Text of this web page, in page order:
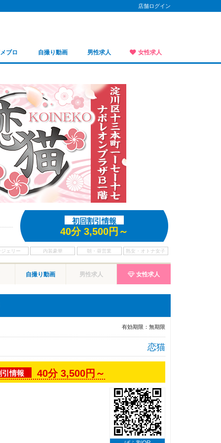
ブロ 自撮り動画 男性求人 女性求人
店舗ログイン
初回割引情報
40分 3,500円～
自撮り動画 男性求人 女性求人
有効期限： 無期限
恋猫
情報 40分 3,500円～